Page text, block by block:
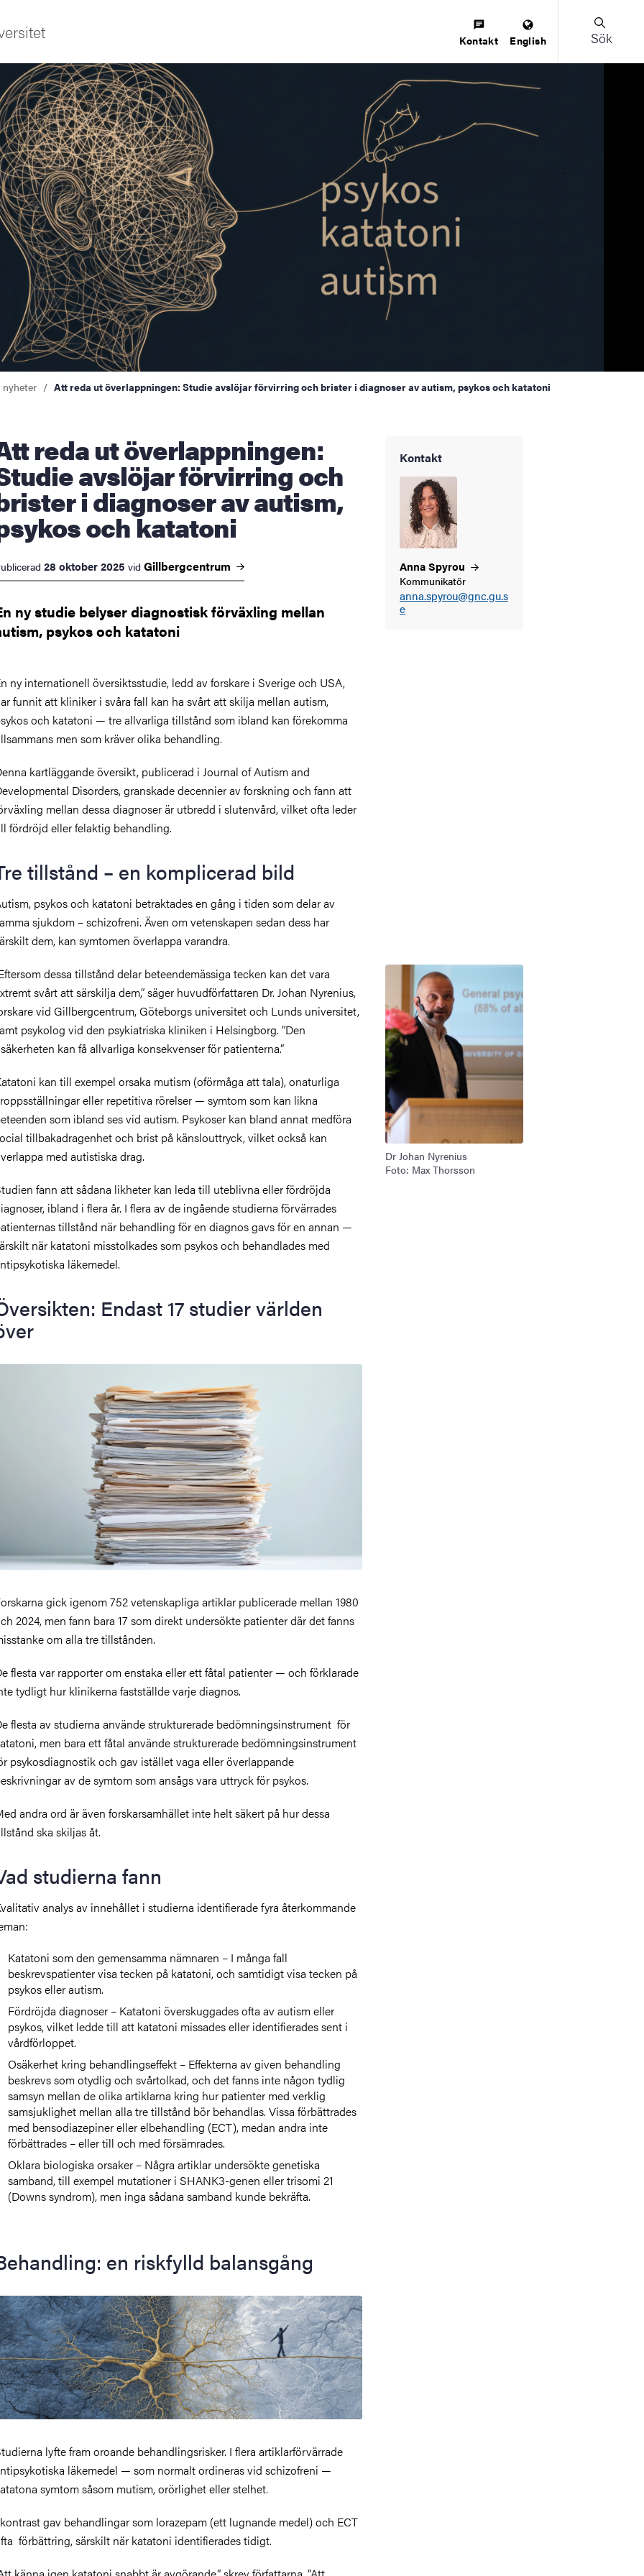
innovation
Kontakt English Sök
Att reda ut överlappningen: Studie avslöjar förvirring och brister i diagnoser av autism, psykos och katatoni
avslöjar förvirring och
i diagnoser av autism,
och katatoni
28 oktober 2025 vid Gillbergcentrum
ny studie belyser diagnostisk förväxling mellan
psykos och katatoni
Kontakt
AnnaSpyrou
Kommunikatör
anna.spyrou@gnc.gu.s
e
ny internationell översiktsstudie, ledd av forskare i Sverige och USA,
funnit att kliniker i svåra fall kan ha svårt att skilja mellan autism,
och katatoni — tre allvarliga tillstånd som ibland kan förekomma
men som kräver olika behandling.
kartläggande översikt, publicerad i Journal of Autism and
Disorders, granskade decennier av forskning och fann att
mellan dessa diagnoser är utbredd i slutenvård, vilket ofta leder
fördröjd eller felaktig behandling.
tillstånd – en komplicerad bild
psykos och katatoni betraktades en gång i tiden som delar av
sjukdom – schizofreni. Även om vetenskapen sedan dess har
dem, kan symtomen överlappa varandra.
Bild
Dr Johan Nyrenius
Foto: Max Thorsson
dessa tillstånd delar beteendemässiga tecken kan det vara
svårt att särskilja dem,” säger huvudförfattaren Dr. Johan Nyrenius,
vid Gillbergcentrum, Göteborgs universitet och Lunds universitet,
psykolog vid den psykiatriska kliniken i Helsingborg. ”Den
kan få allvarliga konsekvenser för patienterna.”
kan till exempel orsaka mutism (oförmåga att tala), onaturliga
eller repetitiva rörelser — symtom som kan likna
som ibland ses vid autism. Psykoser kan bland annat medföra
tillbakadragenhet och brist på känslouttryck, vilket också kan
med autistiska drag.
fann att sådana likheter kan leda till uteblivna eller fördröjda
ibland i flera år. I flera av de ingående studierna förvärrades
tillstånd när behandling för en diagnos gavs för en annan —
när katatoni misstolkades som psykos och behandlades med
läkemedel.
Endast 17 studier världen
gick igenom 752 vetenskapliga artiklar publicerade mellan 1980
2024, men fann bara 17 som direkt undersökte patienter där det fanns
om alla tre tillstånden.
flesta var rapporter om enstaka eller ett fåtal patienter — och förklarade
tydligt hur klinikerna fastställde varje diagnos.
e flesta av studierna använde strukturerade bedömningsinstrument för
men bara ett fåtal använde strukturerade bedömningsinstrument
psykosdiagnostik och gav istället vaga eller överlappande
av de symtom som ansågs vara uttryck för psykos.
andra ord är även forskarsamhället inte helt säkert på hur dessa
ska skiljas åt.
studierna fann
analys av innehållet i studierna identifierade fyra återkommande
Katatoni som den gemensamma nämnaren – I många fall
beskrevspatienter visa tecken på katatoni, och samtidigt visa tecken på
psykos eller autism.
Fördröjda diagnoser – Katatoni överskuggades ofta av autism eller
psykos, vilket ledde till att katatoni missades eller identifierades sent i
vårdförloppet.
Osäkerhet kring behandlingseffekt – Effekterna av given behandling
beskrevs som otydlig och svårtolkad, och det fanns inte någon tydlig
samsyn mellan de olika artiklarna kring hur patienter med verklig
samsjuklighet mellan alla tre tillstånd bör behandlas. Vissa förbättrades
med bensodiazepiner eller elbehandling (ECT), medan andra inte
förbättrades – eller till och med försämrades.
Oklara biologiska orsaker – Några artiklar undersökte genetiska
samband, till exempel mutationer i SHANK3-genen eller trisomi 21
(Downs syndrom), men inga sådana samband kunde bekräfta.
en riskfylld balansgång
lyfte fram oroande behandlingsrisker. I flera artiklarförvärrade
läkemedel — som normalt ordineras vid schizofreni —
symtom såsom mutism, orörlighet eller stelhet.
gav behandlingar som lorazepam (ett lugnande medel) och ECT
förbättring, särskilt när katatoni identifierades tidigt.